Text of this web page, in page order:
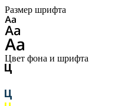
Размер шрифта
Цвет фона и шрифта